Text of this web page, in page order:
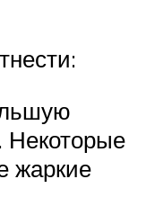
Некоторые
жаркие